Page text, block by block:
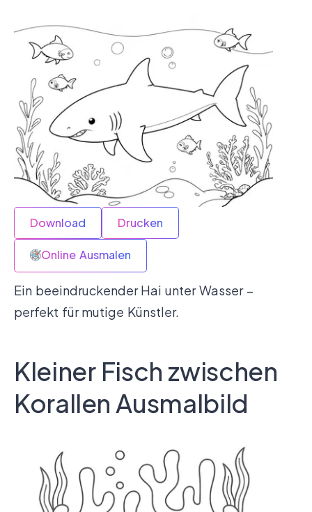
Download Drucken
Online Ausmalen
Ein beeindruckender Hai unter Wasser –
perfekt für mutige Künstler.
Kleiner Fisch zwischen
Korallen Ausmalbild